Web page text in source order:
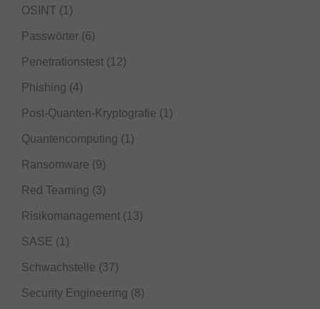
OSINT (1)
Passwörter (6)
Penetrationstest (12)
Phishing (4)
Post-Quanten-Kryptografie (1)
Quantencomputing (1)
Ransomware (9)
Red Teaming (3)
Risikomanagement (13)
SASE (1)
Schwachstelle (37)
Security Engineering (8)